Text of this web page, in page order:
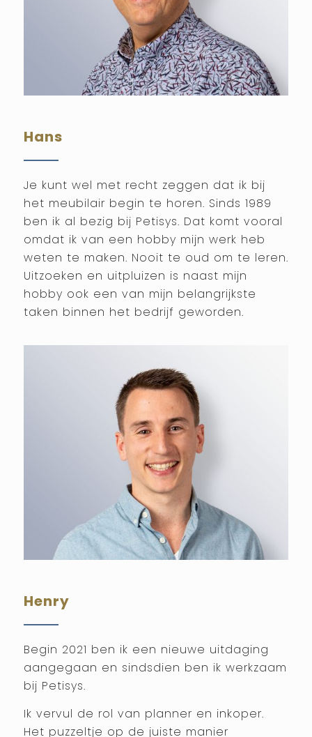
Hans
Je kunt wel met recht zeggen dat ik bij
het meubilair begin te horen. Sinds 1989
ben ik al bezig bij Petisys. Dat komt vooral
omdat ik van een hobby mijn werk heb
weten te maken. Nooit te oud om te leren.
Uitzoeken en uitpluizen is naast mijn
hobby ook een van mijn belangrijkste
taken binnen het bedrijf geworden.
Henry
Begin 2021 ben ik een nieuwe uitdaging
aangegaan en sindsdien ben ik werkzaam
bij Petisys.
Ik vervul de rol van planner en inkoper.
Het puzzeltje op de juiste manier